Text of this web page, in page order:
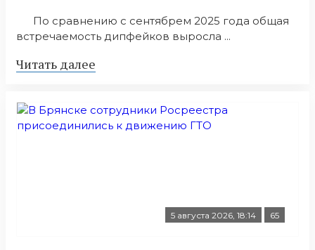
По сравнению с сентябрем 2025 года общая
встречаемость дипфейков выросла ...
Читать далее
5 августа 2026, 18:14 65